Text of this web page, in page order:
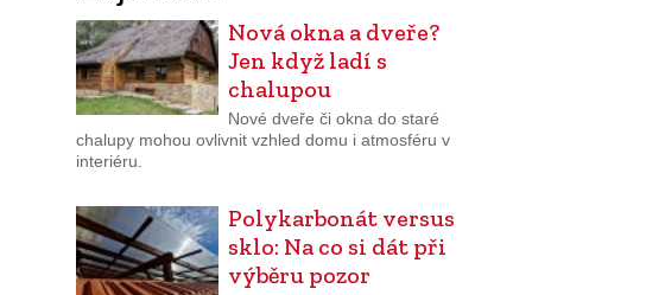
Nová okna a dveře?
Jen když ladí s
chalupou
Nové dveře či okna do staré
chalupy mohou ovlivnit vzhled domu i atmosféru v
interiéru.
Polykarbonát versus
sklo: Na co si dát při
výběru pozor